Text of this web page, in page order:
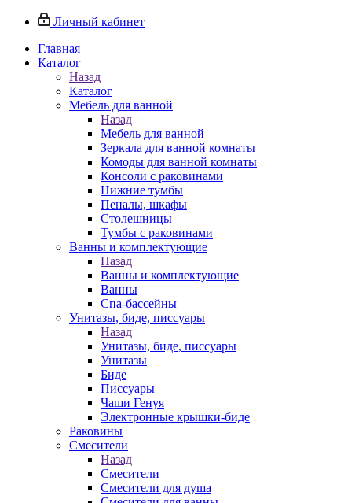
Личный кабинет
Главная
Каталог
Назад
Каталог
Мебель для ванной
Назад
Мебель для ванной
Зеркала для ванной комнаты
Комоды для ванной комнаты
Консоли с раковинами
Нижние тумбы
Пеналы, шкафы
Столешницы
Тумбы с раковинами
Ванны и комплектующие
Назад
Ванны и комплектующие
Ванны
Спа-бассейны
Унитазы, биде, писсуары
Назад
Унитазы, биде, писсуары
Унитазы
Биде
Писсуары
Чаши Генуя
Электронные крышки-биде
Раковины
Смесители
Назад
Смесители
Смесители для душа